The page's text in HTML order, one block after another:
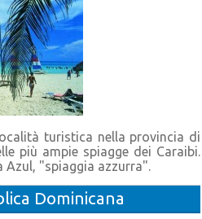
turistica nella provincia di
più ampie spiagge dei Caraibi.
Azul, "spiaggia azzurra".
Dominicana